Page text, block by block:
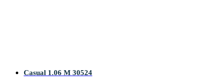
Casual 1.06 M 30524